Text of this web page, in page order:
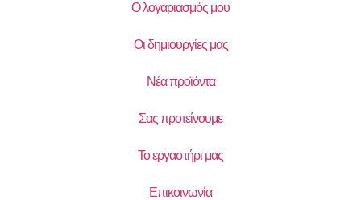
Ο λογαριασμός μου
Οι δημιουργίες μας
Νέα προϊόντα
Σας προτείνουμε
Το εργαστήρι μας
Επικοινωνία